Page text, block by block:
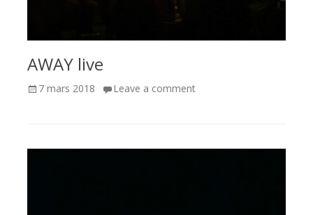
AWAY live
Posted
7 mars 2018 Leave a comment